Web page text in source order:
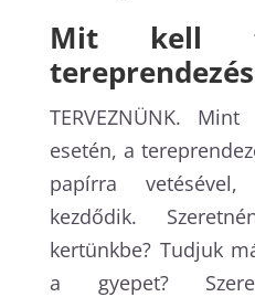
Mit kell
TERVEZNÜNK.
esetén, a
papírra
kezdődik.
kertünkbe? Tudjuk
a gyepet?